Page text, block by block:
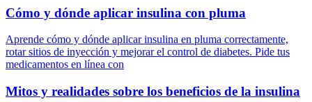
Cómo y dónde aplicar insulina con pluma
Aprende cómo y dónde aplicar insulina en pluma correctamente,
rotar sitios de inyección y mejorar el control de diabetes. Pide tus
medicamentos en línea con
Mitos y realidades sobre los beneficios de la insulina